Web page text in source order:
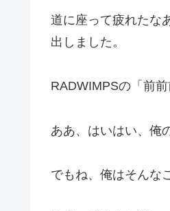
道に座って疲れたな
出しました。
RADWIMPSの「前
ああ、はいはい、俺
でもね、俺はそんな